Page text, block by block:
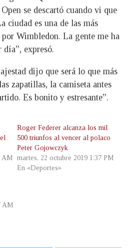
se descartó cuando vi que
ciudad es una de las más
por Wimbledon. La gente me ha
día”, expresó.
dijo que será lo que más
zapatillas, la camiseta antes
Es bonito y estresante”.
AM
Roger Federer alcanza los mil
500 triunfos al vencer al polaco
Peter Gojowczyk
martes, 22 octubre 2019 1:37 PM
En «Deportes»
AM